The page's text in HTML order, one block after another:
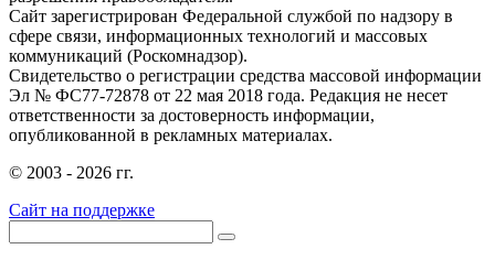
Сайт зарегистрирован Федеральной службой по надзору в
сфере связи, информационных технологий и массовых
коммуникаций (Роскомнадзор).
Свидетельство о регистрации средства массовой информации
Эл № ФС77-72878 от 22 мая 2018 года. Редакция не несет
ответственности за достоверность информации,
опубликованной в рекламных материалах.
© 2003 - 2026 гг.
Сайт на поддержке